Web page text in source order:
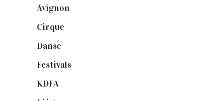
Avignon
Cirque
Danse
Festivals
KDFA